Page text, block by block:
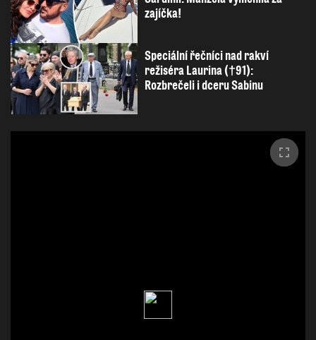
zajíčka!
Speciální řečníci nad rakví
režiséra Laurina (†91):
Rozbrečeli i dceru Sabinu